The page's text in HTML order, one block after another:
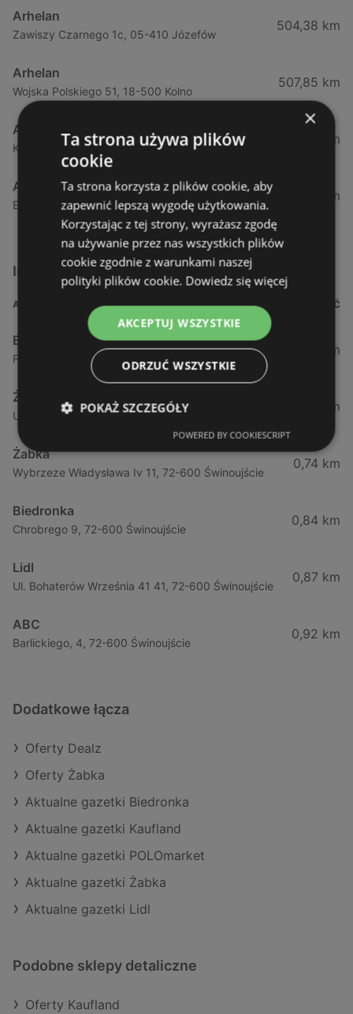
Arhelan
Zawiszy Czarnego 1c, 05-410 Józefów
504,38 km
Arhelan
Wojska Polskiego 51, 18-500 Kolno
507,85 km
Arhelan
Kolejowa 18, 05-074 Hipolitów
508,96 km
Arhelan
Ełcka 4, 19-330 Stare Juchy
518,02 km
Inne sklepy Supermarkety w pobliżu
ADRES ODLEGŁOŚĆ
Biedronka
Fińska 4, 72-602 Świnoujście
0,23 km
Żabka
Ul. Barlickiego 4d / 2, 72-602 Świnoujście
0,64 km
Żabka
Wybrzeze Władysława Iv 11, 72-600 Świnoujście
0,74 km
Biedronka
Chrobrego 9, 72-600 Świnoujście
0,84 km
Lidl
Ul. Bohaterów Września 41 41, 72-600 Świnoujście
0,87 km
ABC
Barlickiego, 4, 72-600 Świnoujście
0,92 km
Dodatkowe łącza
Oferty Dealz
Oferty Żabka
Aktualne gazetki Biedronka
Aktualne gazetki Kaufland
Aktualne gazetki POLOmarket
Aktualne gazetki Żabka
Aktualne gazetki Lidl
Podobne sklepy detaliczne
Oferty Kaufland
×
Ta strona używa plików
cookie
Ta strona korzysta z plików cookie, aby
zapewnić lepszą wygodę użytkowania.
Korzystając z tej strony, wyrażasz zgodę
na używanie przez nas wszystkich plików
cookie zgodnie z warunkami naszej
polityki plików cookie. Dowiedz się więcej
AKCEPTUJ WSZYSTKIE
ODRZUĆ WSZYSTKIE
POKAŻ SZCZEGÓŁY
POWERED BY COOKIESCRIPT